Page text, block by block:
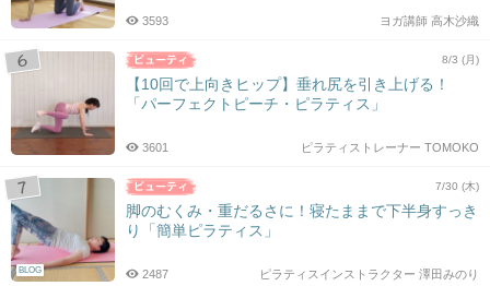
ヨガ講師 高木沙織
3593
8/3 (月)
【10回で上向きヒップ】垂れ尻を引き上げる！
「パーフェクトピーチ・ピラティス」
ピラティストレーナー TOMOKO
3601
BLOG
7/30 (木)
脚のむくみ・重だるさに！寝たままで下半身すっき
り「簡単ピラティス」
ピラティスインストラクター 澤田みのり
2487